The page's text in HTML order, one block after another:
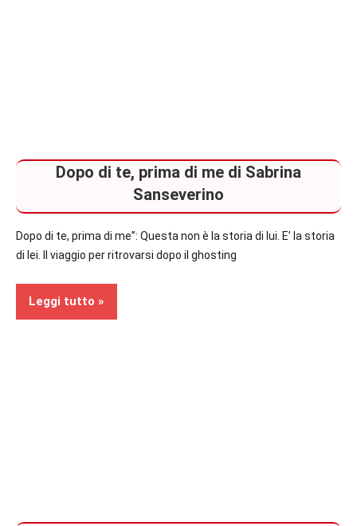
Dopo di te, prima di me di Sabrina
Sanseverino
Dopo di te, prima di me”: Questa non è la storia di lui. E’ la storia
di lei. Il viaggio per ritrovarsi dopo il ghosting
Leggi tutto